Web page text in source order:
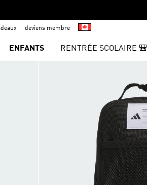
deviens membre
ENFANTS RENTRÉE SCOLAIRE 🎒